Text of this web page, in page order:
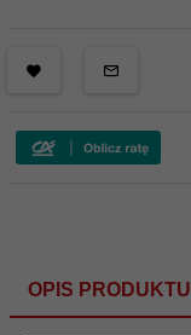
OPIS PRODUKTU